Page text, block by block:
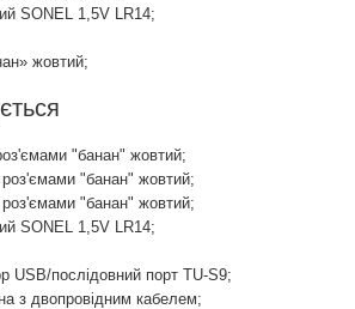
SONEL 1,5V LR14;
жовтий;
"банан" жовтий;
"банан" жовтий;
"банан" жовтий;
SONEL 1,5V LR14;
USB/послідовний порт TU-S9;
з двопровідним кабелем;